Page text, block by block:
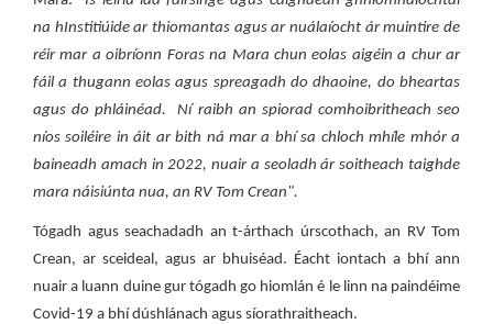
na hInstitiúide ar thiomantas agus ar nuálaíocht ár muintire de
réir mar a oibríonn Foras na Mara chun eolas aigéin a chur ar
fáil a thugann eolas agus spreagadh do dhaoine, do bheartas
agus do phláinéad. Ní raibh an spiorad comhoibritheach seo
níos soiléire in áit ar bith ná mar a bhí sa chloch mhíle mhór a
baineadh amach in 2022, nuair a seoladh ár soitheach taighde
mara náisiúnta nua, an RV Tom Crean".
Tógadh agus seachadadh an t-árthach úrscothach, an RV Tom
Crean, ar sceideal, agus ar bhuiséad. Éacht iontach a bhí ann
nuair a luann duine gur tógadh go hiomlán é le linn na paindéime
Covid-19 a bhí dúshlánach agus síorathraitheach.